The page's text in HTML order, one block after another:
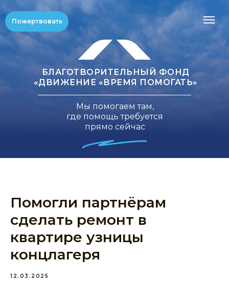
Пожертвовать
БЛАГОТВОРИТЕЛЬНЫЙ ФОНД
«ДВИЖЕНИЕ «ВРЕМЯ ПОМОГАТЬ»
Мы помогаем там,
где помощь требуется
прямо сейчас
Помогли партнёрам
сделать ремонт в
квартире узницы
концлагеря
12.03.2025